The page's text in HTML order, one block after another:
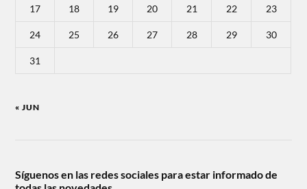
17 18 19 20 21 22 23
24 25 26 27 28 29 30
31
« JUN
Síguenos en las redes sociales para estar informado de